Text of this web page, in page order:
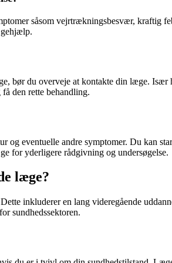
såsom vejrtrækningsbesvær, kraftig
bør du overveje at kontakte din læge.
den rette behandling.
og eventuelle andre symptomer. Du kan
for yderligere rådgivning og undersøgelse.
læge?
inkluderer en lang videregående
sundhedssektoren.